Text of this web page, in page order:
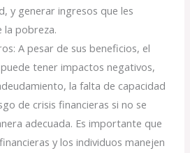
y generar ingresos que les
la pobreza.
A pesar de sus beneficios, el
tener impactos negativos,
la falta de capacidad
de crisis financieras si no se
adecuada. Es importante que
y los individuos manejen